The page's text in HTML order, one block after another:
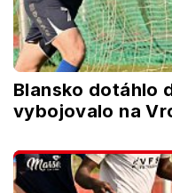
Blansko dotáhlo
vybojovalo na